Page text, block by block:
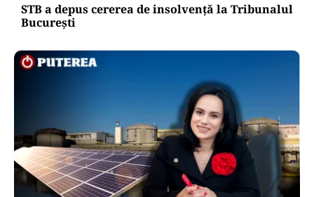
STB a depus cererea de insolvență la Tribunalul
București